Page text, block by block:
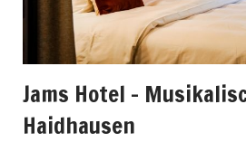
Jams Hotel –
Haidhausen